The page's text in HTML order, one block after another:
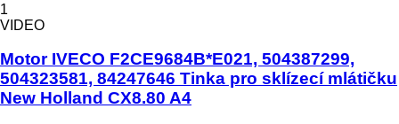
1
VIDEO
Motor IVECO F2CE9684B*E021, 504387299,
504323581, 84247646 Tinka pro sklízecí mlátičku
New Holland CX8.80 A4